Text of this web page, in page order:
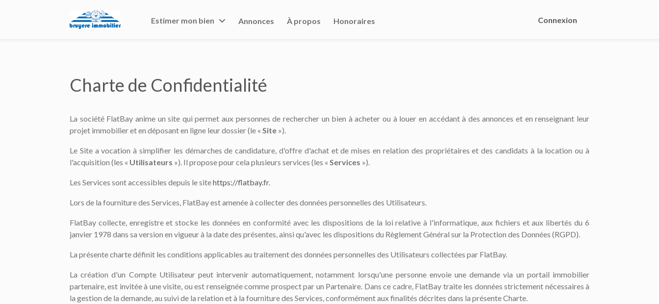
Estimer mon bien Annonces À propos Honoraires Connexion
Charte de Confidentialité
La société FlatBay anime un site qui permet aux personnes de rechercher un bien à acheter ou à louer en accédant à des annonces et en renseignant leur
projet immobilier et en déposant en ligne leur dossier (le « Site »).
Le Site a vocation à simplifier les démarches de candidature, d'offre d'achat et de mises en relation des propriétaires et des candidats à la location ou à
l'acquisition (les « Utilisateurs »). Il propose pour cela plusieurs services (les « Services »).
Les Services sont accessibles depuis le sitehttps://flatbay.fr.
Lors de la fourniture des Services, FlatBay est amenée à collecter des données personnelles des Utilisateurs.
FlatBay collecte, enregistre et stocke les données en conformité avec les dispositions de la loi relative à l'informatique, aux fichiers et aux libertés du 6
janvier 1978 dans sa version en vigueur à la date des présentes, ainsi qu'avec les dispositions du Règlement Général sur la Protection des Données (RGPD).
La présente charte définit les conditions applicables au traitement des données personnelles des Utilisateurs collectées par FlatBay.
La création d'un Compte Utilisateur peut intervenir automatiquement, notamment lorsqu'une personne envoie une demande via un portail immobilier
partenaire, est invitée à une visite, ou est renseignée comme prospect par un Partenaire. Dans ce cadre, FlatBay traite les données strictement nécessaires à
la gestion de la demande, au suivi de la relation et à la fourniture des Services, conformément aux finalités décrites dans la présente Charte.